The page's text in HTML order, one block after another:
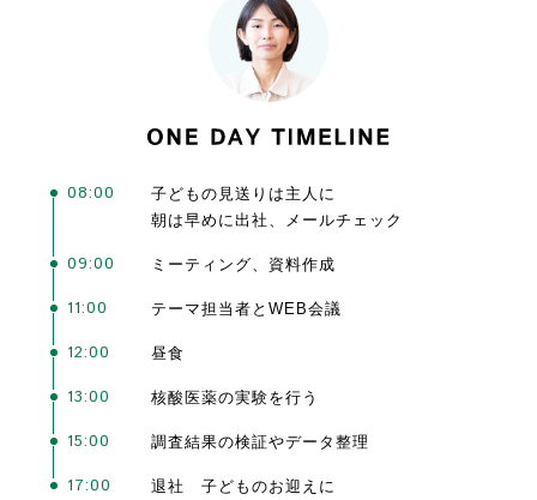
08:00
子どもの見送りは主人に
朝は早めに出社、メールチェック
09:00 ミーティング、資料作成
11:00 テーマ担当者とWEB会議
12:00 昼食
13:00 核酸医薬の実験を行う
15:00 調査結果の検証やデータ整理
17:00 退社 子どものお迎えに